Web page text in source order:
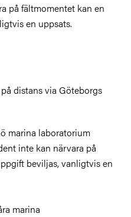
på fältmomentet kan en
en uppsats.
distans via Göteborgs
marina laboratorium
inte kan närvara på
beviljas, vanligtvis en
marina